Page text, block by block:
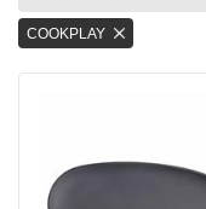
COOKPLAY